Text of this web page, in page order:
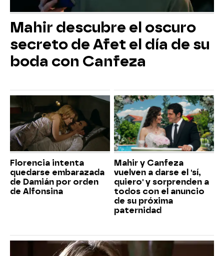
Mahir descubre el oscuro
secreto de Afet el día de su
boda con Canfeza
Florencia intenta
quedarse embarazada
de Damián por orden
de Alfonsina
Mahir y Canfeza
vuelven a darse el 'sí,
quiero' y sorprenden a
todos con el anuncio
de su próxima
paternidad